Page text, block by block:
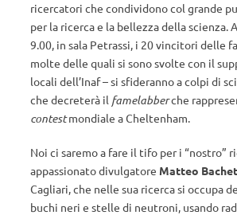
ricercatori che condividono col grande
per la ricerca e la bellezza della scienza.
9.00, in sala Petrassi, i 20 vincitori delle
molte delle quali si sono svolte con il
locali dell’Inaf – si sfideranno a colpi di
che decreterà il famelabberche
contestmondiale a Cheltenham.
Noi ci saremo a fare il tifo per i “nostro”
appassionato divulgatore Matteo
Cagliari, che nelle sua ricerca si occupa
buchi neri e stelle di neutroni, usando